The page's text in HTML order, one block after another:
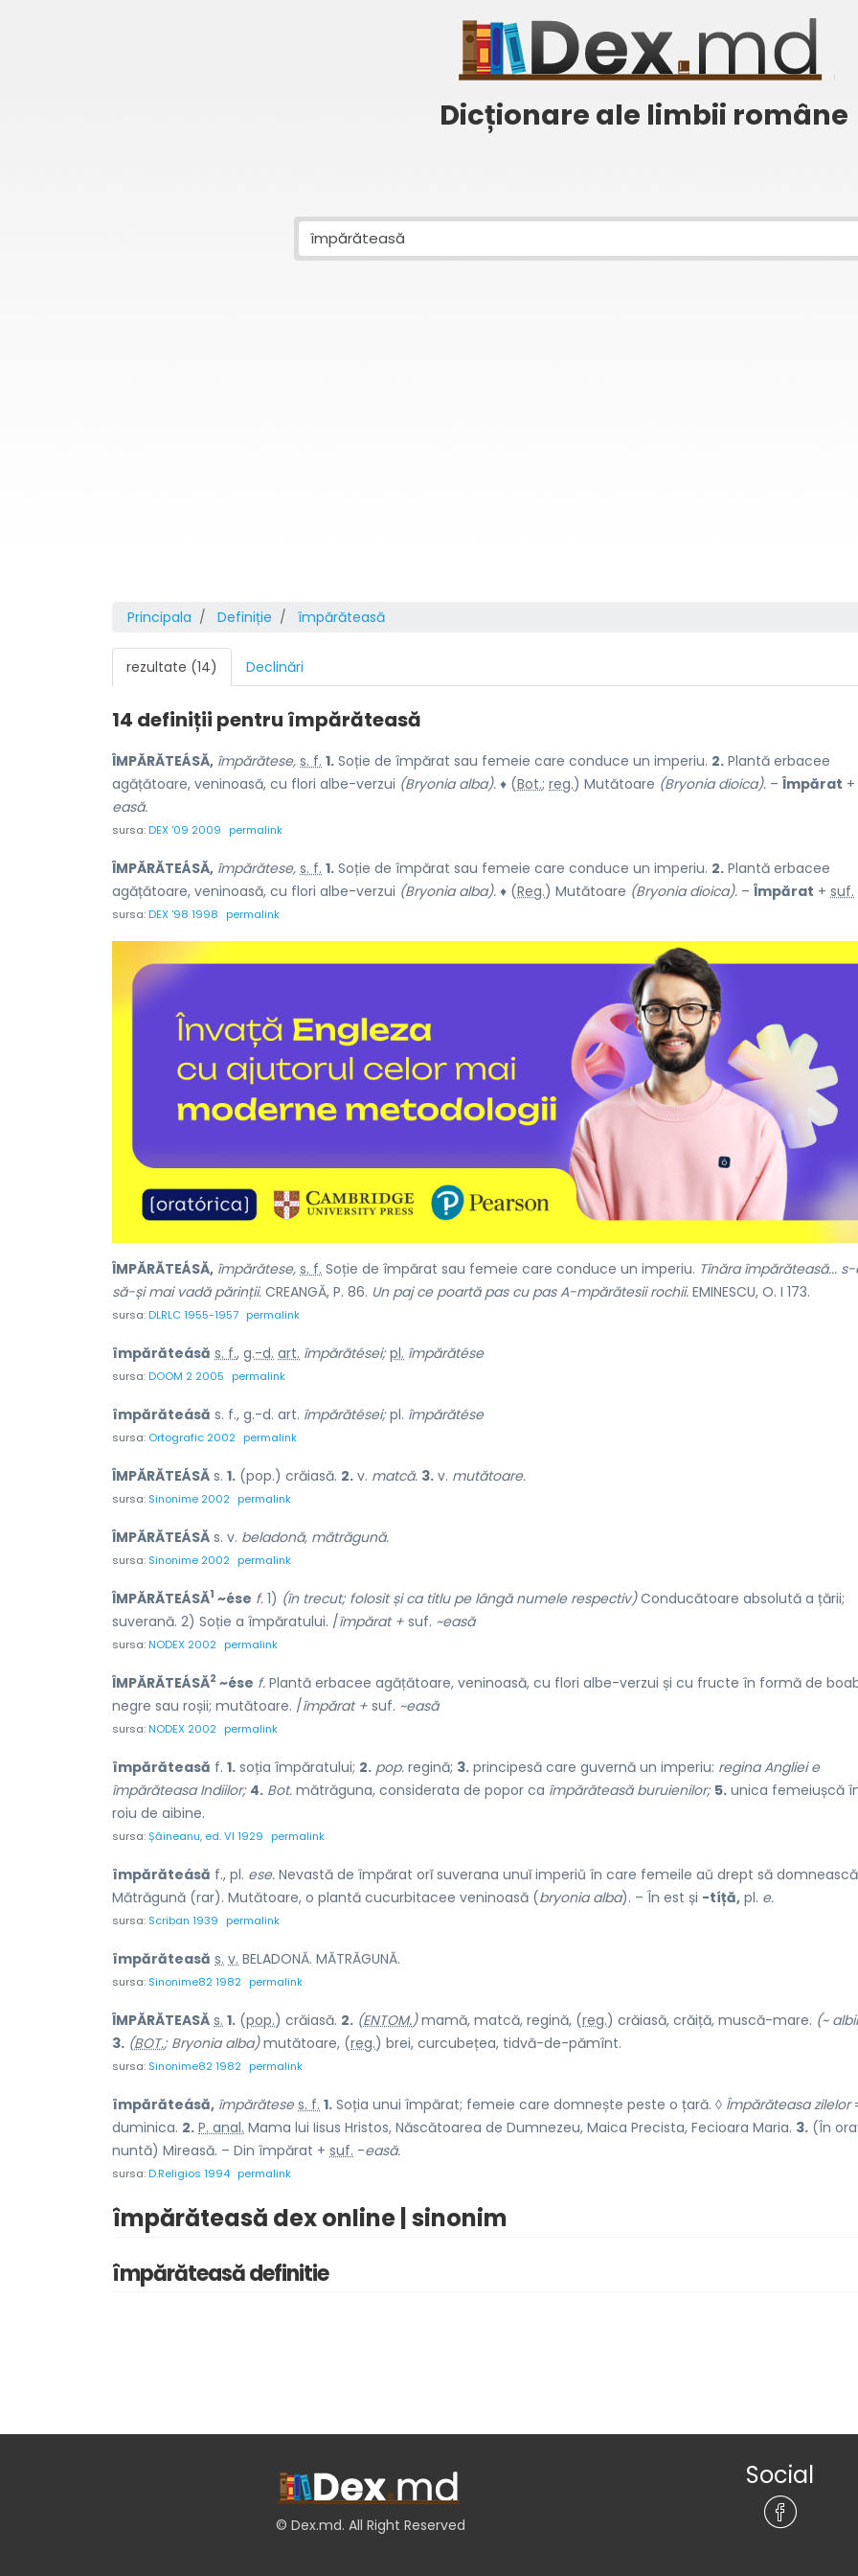
Dicționare ale limbii române
Principala Definiție împărăteasă
rezultate (14) Declinări
14 definiții pentru împărăteasă
ÎMPĂRĂTEÁSĂ, împărătese, s. f. 1. Soție de împărat sau femeie care conduce un imperiu. 2. Plantă erbacee
agățătoare, veninoasă, cu flori albe-verzui (Bryonia alba). ♦ (Bot.; reg.) Mutătoare (Bryonia dioica). – Împărat +
easă.
sursa:DEX '09 2009 permalink
ÎMPĂRĂTEÁSĂ, împărătese, s. f. 1. Soție de împărat sau femeie care conduce un imperiu. 2. Plantă erbacee
agățătoare, veninoasă, cu flori albe-verzui (Bryonia alba). ♦ (Reg.) Mutătoare (Bryonia dioica). – Împărat + suf.
sursa:DEX '98 1998 permalink
ÎMPĂRĂTEÁSĂ, împărătese, s. f. Soție de împărat sau femeie care conduce un imperiu. Tînăra împărăteasă...
să-și mai vadă părinții. CREANGĂ, P. 86. Un paj ce poartă pas cu pas A-mpărătesii rochii. EMINESCU, O. I 173.
sursa:DLRLC 1955-1957 permalink
împărăteásă s. f., g.-d. art. împărătései; pl. împărătése
sursa:DOOM 2 2005 permalink
împărăteásă s. f., g.-d. art. împărătései;pl. împărătése
sursa: Ortografic 2002 permalink
ÎMPĂRĂTEÁSĂ s. 1. (pop.) crăiasă. 2. v. matcă. 3. v. mutătoare.
sursa: Sinonime 2002 permalink
ÎMPĂRĂTEÁSĂ s. v. beladonă, mătrăgună.
sursa: Sinonime 2002 permalink
ÎMPĂRĂTEÁSĂ1 ~ése f. 1) (în trecut; folosit și ca titlu pe lângă numele respectiv)Conducătoare absolută a țării;
suverană. 2) Soție a împăratului. /împărat + suf. ~easă
sursa:NODEX 2002 permalink
ÎMPĂRĂTEÁSĂ2 ~ése f. Plantă erbacee agățătoare, veninoasă, cu flori albe-verzui și cu fructe în formă de
negre sau roșii; mutătoare. /împărat + suf. ~easă
sursa:NODEX 2002 permalink
împărăteasă f. 1. soția împăratului; 2. pop. regină; 3. principesă care guvernă un imperiu: regina Angliei e
împărăteasa Indiilor; 4. Bot. mătrăguna, considerata de popor ca împărăteasă buruienilor; 5. unica femeiușcă
roiu de aibine.
sursa:Șăineanu, ed. VI 1929 permalink
împărăteásă f., pl. ese. Nevastă de împărat orĭ suverana unuĭ imperiŭ în care femeile aŭ drept să
Mătrăgună (rar). Mutătoare, o plantă cucurbitacee veninoasă (bryonia alba). – În est și -tíță, pl. e.
sursa: Scriban 1939 permalink
împărăteasă s. v. BELADONĂ. MĂTRĂGUNĂ.
sursa: Sinonime82 1982 permalink
ÎMPĂRĂTEASĂ s. 1. (pop.) crăiasă. 2. (ENTOM.)mamă, matcă, regină, (reg.) crăiasă, crăiță, muscă-mare. (~
3. (BOT.; Bryonia alba)mutătoare, (reg.) brei, curcubețea, tidvă-de-pămînt.
sursa: Sinonime82 1982 permalink
împărăteásă, împărătese s. f. 1. Soția unui împărat; femeie care domnește peste o țară. ◊ Împărăteasa zilelor
duminica. 2. P. anal. Mama lui Iisus Hristos, Născătoarea de Dumnezeu, Maica Precista, Fecioara Maria. 3. (În
nuntă) Mireasă. – Din împărat + suf. -easă.
sursa:D.Religios 1994 permalink
împărăteasă dex online | sinonim
împărăteasă definitie
© Dex.md. All Right Reserved
Social